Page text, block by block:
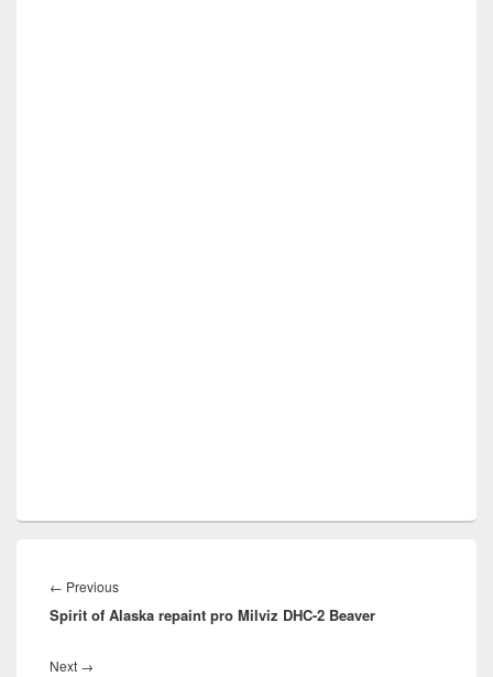
pro
příspěvek
← PreviousPrevious
post:
Spirit of Alaska repaint pro Milviz DHC-2 Beaver
Next →